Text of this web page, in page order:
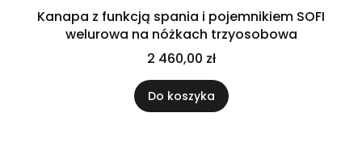
Kanapa z funkcją spania i pojemnikiem SOFI
welurowa na nóżkach trzyosobowa
2 460,00 zł
Do koszyka